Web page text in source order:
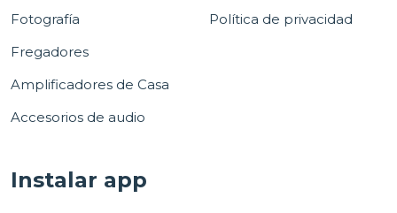
Fotografía
Fregadores
Amplificadores de Casa
Accesorios de audio
Política de privacidad
Instalar app